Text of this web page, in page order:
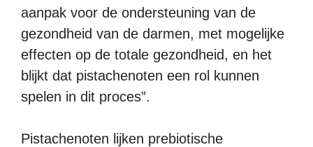
aanpak voor de ondersteuning van de
gezondheid van de darmen, met mogelijke
effecten op de totale gezondheid, en het
blijkt dat pistachenoten een rol kunnen
spelen in dit proces”.
Pistachenoten lijken prebiotische